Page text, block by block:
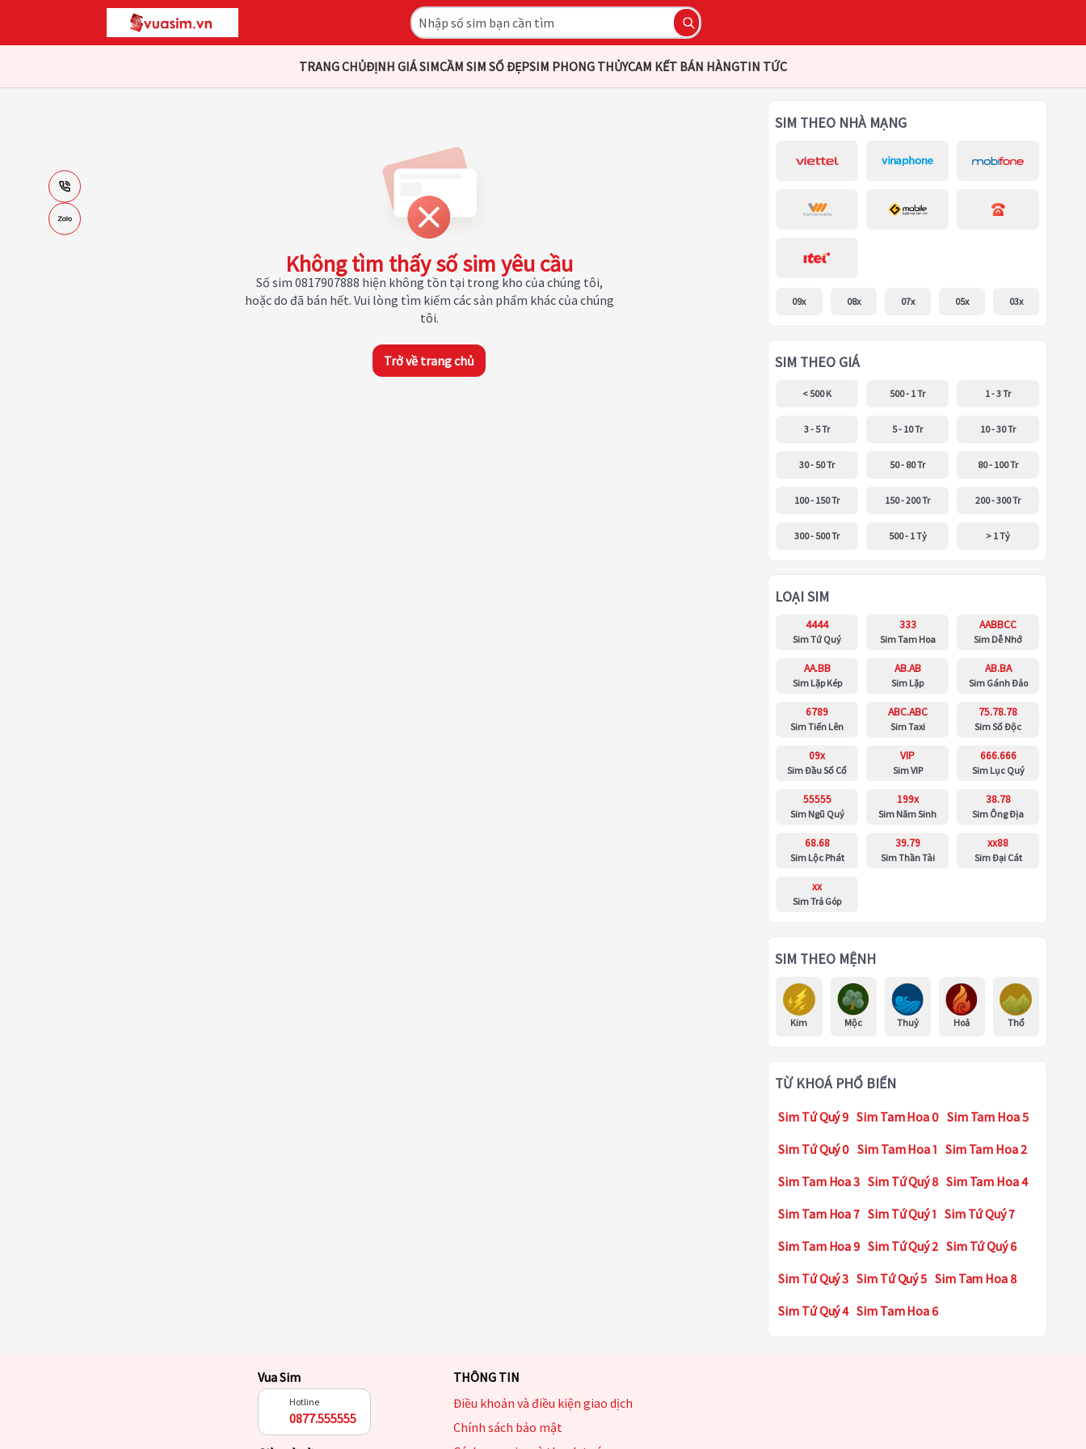
TRANG CHỦĐỊNH GIÁ SIMCẦM SIM SỐ ĐẸPSIM PHONG THỦYCAM KẾT BÁN HÀNGTIN TỨC
Không tìm thấy số sim yêu cầu
Số sim 0817907888 hiện không tồn tại trong kho của chúng tôi,
hoặc do đã bán hết. Vui lòng tìm kiếm các sản phẩm khác của chúng
tôi.
Trở về trang chủ
SIM THEO NHÀ MẠNG
09x 08x 07x 05x 03x
SIM THEO GIÁ
< 500 K 500 - 1 Tr 1 - 3 Tr
3 - 5 Tr 5 - 10 Tr 10 - 30 Tr
30 - 50 Tr 50 - 80 Tr 80 - 100 Tr
100 - 150 Tr 150 - 200 Tr 200 - 300 Tr
300 - 500 Tr 500 - 1 Tỷ > 1 Tỷ
LOẠI SIM
4444
Sim Tứ Quý
333
Sim Tam Hoa
AABBCC
Sim Dễ Nhớ
AA.BB
Sim Lặp Kép
AB.AB
Sim Lặp
AB.BA
Sim Gánh Đảo
6789
Sim Tiến Lên
ABC.ABC
Sim Taxi
75.78.78
Sim Số Độc
09x
Sim Đầu Số Cổ
VIP
Sim VIP
666.666
Sim Lục Quý
55555
Sim Ngũ Quý
199x
Sim Năm Sinh
38.78
Sim Ông Địa
68.68
Sim Lộc Phát
39.79
Sim Thần Tài
xx88
Sim Đại Cát
xx
Sim Trả Góp
SIM THEO MỆNH
Kim Mộc Thuỷ Hoả Thổ
TỪ KHOÁ PHỔ BIẾN
Sim Tứ Quý 9 Sim Tam Hoa 0 Sim Tam Hoa 5
Sim Tứ Quý 0 Sim Tam Hoa 1 Sim Tam Hoa 2
Sim Tam Hoa 3 Sim Tứ Quý 8 Sim Tam Hoa 4
Sim Tam Hoa 7 Sim Tứ Quý 1 Sim Tứ Quý 7
Sim Tam Hoa 9 Sim Tứ Quý 2 Sim Tứ Quý 6
Sim Tứ Quý 3 Sim Tứ Quý 5 Sim Tam Hoa 8
Sim Tứ Quý 4 Sim Tam Hoa 6
Vua Sim
Hotline
0877.555555
THÔNG TIN
Điều khoản và điều kiện giao dịch
Chính sách bảo mật